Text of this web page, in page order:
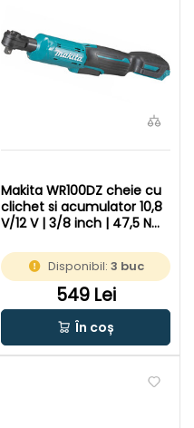
Makita WR100DZ cheie cu
clichet si acumulator 10,8
V/12 V | 3/8 inch | 47,5 Nm
acumulator si incarcator |
In cutie de carton original
Disponibil:3 buc
549 Lei
În coș